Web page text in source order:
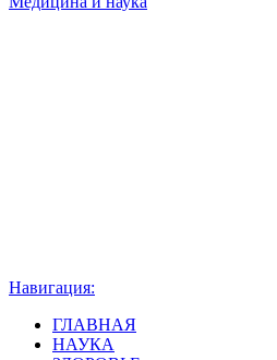
Навигация:
ГЛАВНАЯ
НАУКА